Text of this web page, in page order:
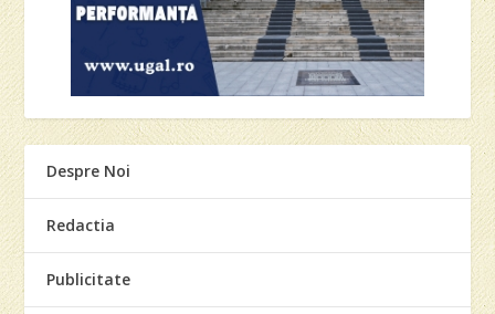
Despre Noi
Redactia
Publicitate